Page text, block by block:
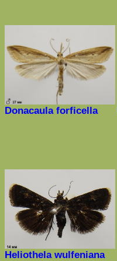
Donacaula forficella
Heliothela wulfeniana